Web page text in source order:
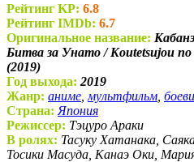
Рейтинг KP: 6.8
Рейтинг IMDb: 6.7
Оригинальное название:
Битва за Унато / Koutetsujou no
(2019)
Год выхода: 2019
Жанр: аниме мультфильм
Страна: Япония
Режиссер: Тэцуро Араки
В ролях: Тасуку Хатанака,
Тосики Масуда, Канаэ Оки,